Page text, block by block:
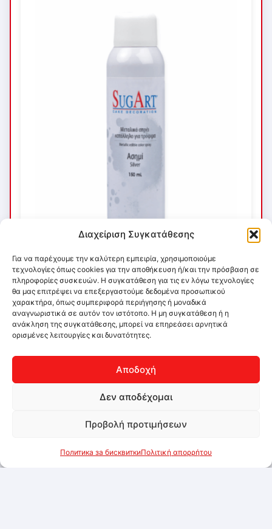
Διαχείριση Συγκατάθεσης
Για να παρέχουμε την καλύτερη εμπειρία, χρησιμοποιούμε
τεχνολογίες όπως cookies για την αποθήκευση ή/και την πρόσβαση σε
πληροφορίες συσκευών. Η συγκατάθεση για τις εν λόγω τεχνολογίες
θα μας επιτρέψει να επεξεργαστούμε δεδομένα προσωπικού
χαρακτήρα, όπως συμπεριφορά περιήγησης ή μοναδικά
αναγνωριστικά σε αυτόν τον ιστότοπο. Η μη συγκατάθεση ή η
ανάκληση της συγκατάθεσης, μπορεί να επηρεάσει αρνητικά
ορισμένες λειτουργίες και δυνατότητες.
Αποδοχή
Δεν αποδέχομαι
Προβολή προτιμήσεων
Политика за бисквиткиΠολιτική απορρήτου